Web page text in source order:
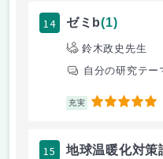
14 ゼミb(1)
鈴木政史先生
自分の研究テ
充実 5
15 地球温暖化対策